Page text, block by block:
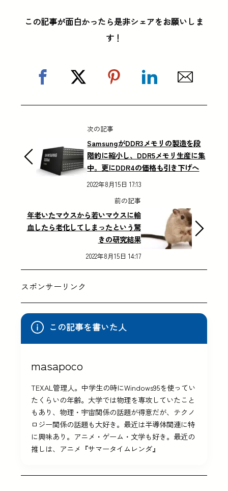
この記事が面白かったら是非シェアをお願いしま
す！
次の記事
SamsungがDDR3メモリの製造を段
階的に縮小し、DDR5メモリ生産に集
中。更にDDR4の価格も引き下げへ
2022年8月15日 17:13
前の記事
年老いたマウスから若いマウスに輸
血したら老化してしまったという驚
きの研究結果
2022年8月15日 14:17
スポンサーリンク
この記事を書いた人
masapoco
TEXAL管理人。中学生の時にWindows95を使ってい
たくらいの年齢。大学では物理を専攻していたこと
もあり、物理・宇宙関係の話題が得意だが、テクノ
ロジー関係の話題も大好き。最近は半導体関連に特
に興味あり。アニメ・ゲーム・文学も好き。最近の
推しは、アニメ『サマータイムレンダ』